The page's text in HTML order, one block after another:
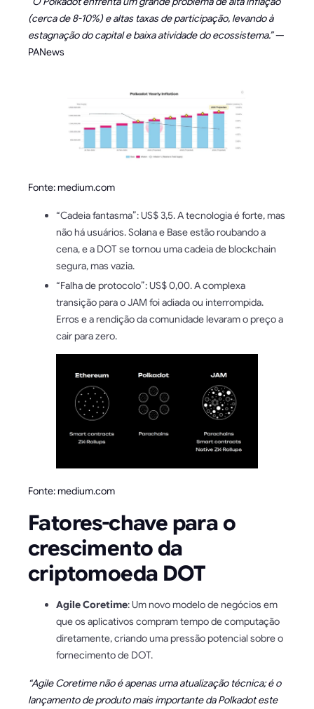
(cerca de 8-10%) e altas taxas de participação, levando à
estagnação do capital e baixa atividade do ecossistema.”—
PANews
Fonte: medium.com
“Cadeia fantasma”: US$ 3,5. A tecnologia é forte, mas
não há usuários. Solana e Base estão roubando a
cena, e a DOT se tornou uma cadeia de blockchain
segura, mas vazia.
“Falha de protocolo”: US$ 0,00. A complexa
transição para o JAM foi adiada ou interrompida.
Erros e a rendição da comunidade levaram o preço a
cair para zero.
Fonte: medium.com
Fatores-chave para o
crescimento da
criptomoeda DOT
Agile Coretime: Um novo modelo de negócios em
que os aplicativos compram tempo de computação
diretamente, criando uma pressão potencial sobre o
fornecimento de DOT.
“Agile Coretime não é apenas uma atualização técnica; é o
lançamento de produto mais importante da Polkadot este